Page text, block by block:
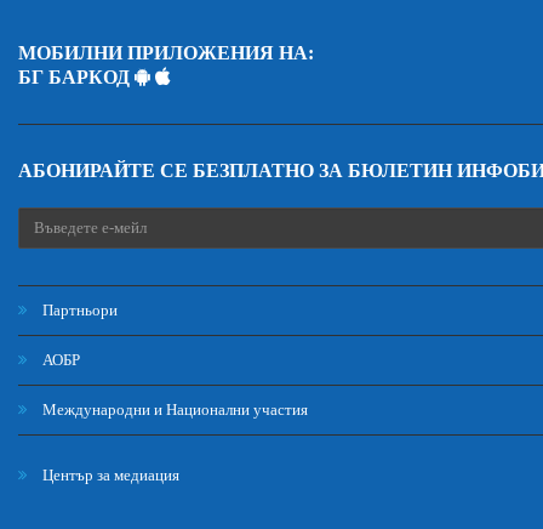
МОБИЛНИ ПРИЛОЖЕНИЯ НА:
БГ БАРКОД
АБОНИРАЙТЕ СЕ БЕЗПЛАТНО ЗА БЮЛЕТИН
Партньори
АОБР
Международни и Национални участия
Център за медиация